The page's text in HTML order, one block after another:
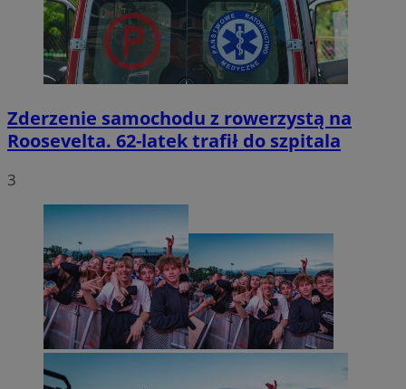
Zderzenie samochodu z rowerzystą na
Roosevelta. 62-latek trafił do szpitala
3